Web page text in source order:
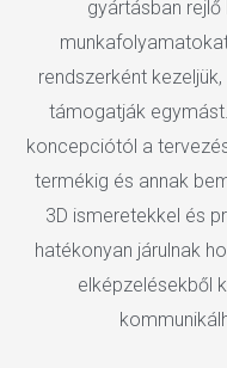
gyártásban
rendszerként
támogatják
koncepciótól a
termékig és annak
3D ismeretekkel és
hatékonyan járulnak
elképzelésekből